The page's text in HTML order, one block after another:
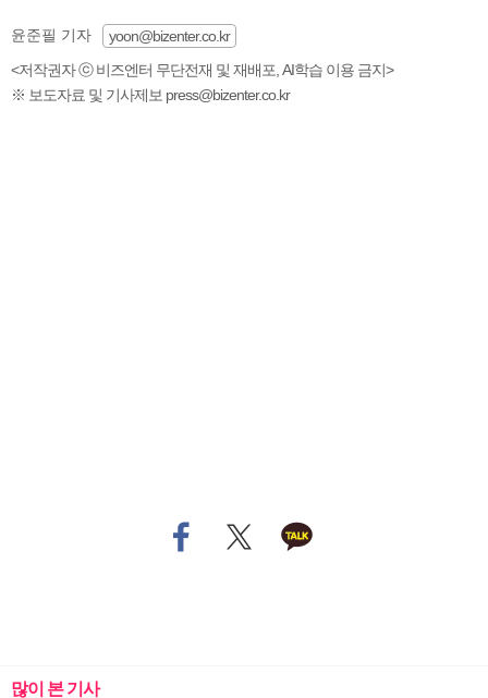
윤준필 기자
yoon@bizenter.co.kr
<저작권자 ⓒ 비즈엔터 무단전재 및 재배포, AI학습 이용 금지>
※ 보도자료 및 기사제보 press@bizenter.co.kr
많이 본 기사